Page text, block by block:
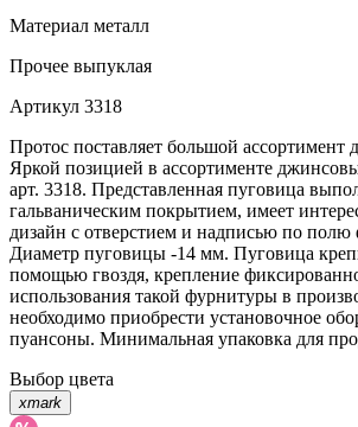
Материал металл
Прочее выпуклая
Артикул 3318
Протос поставляет большой
Яркой позицией в ассортименте
арт. 3318. Представленная пуговица
гальваническим покрытием, имеет
дизайн с отверстием и надписью по
Диаметр пуговицы -14 мм. Пуговица
помощью гвоздя, крепление
использования такой фурнитуры в
необходимо приобрести установочное
пуансоны. Минимальная упаковка для
Выбор цвета
xmark